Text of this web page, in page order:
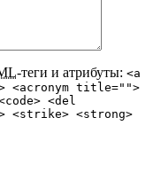
-теги и атрибуты: <a
title="">
<del
<strike> <strong>